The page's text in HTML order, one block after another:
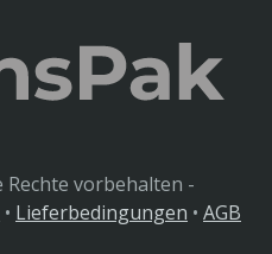
Rechte vorbehalten -
• Lieferbedingungen • AGB